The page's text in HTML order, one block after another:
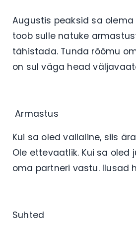
Augustis peaksid sa
toob sulle natuke
tähistada. Tunda rõõmu
on sul väga head
Armastus
Kui sa oled vallaline, siis
Ole ettevaatlik. Kui sa
oma partneri vastu. Ilusad
Suhted